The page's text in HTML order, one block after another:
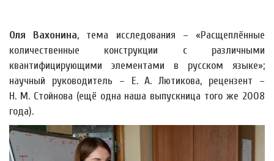
Оля Вахонина, тема исследования – «Расщеплённые
количественные конструкции с различными
квантифицирующими элементами в русском языке»;
научный руководитель – Е. А. Лютикова, рецензент –
Н. М. Стойнова (ещё одна наша выпускница того же 2008
года).